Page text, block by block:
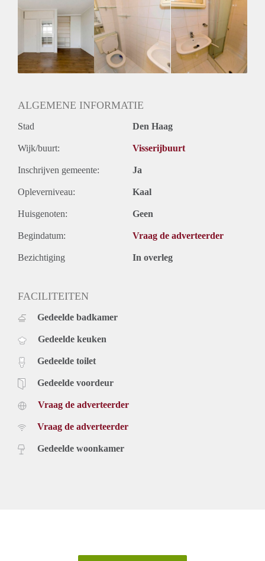
Gedeelde keuken: Nee
Gedeelde Douche: Nee
Gedeelde woonkamer: Nee
Huisgenoten: Nee
Geslacht huisgenoten: N.v.t.
ALGEMENE INFORMATIE
Stad Den Haag
Wijk/buurt: Visserijbuurt
Inschrijven gemeente: Ja
Opleverniveau: Kaal
Huisgenoten: Geen
Begindatum: Vraag de adverteerder
Bezichtiging In overleg
FACILITEITEN
Gedeelde badkamer
Gedeelde keuken
Gedeelde toilet
Gedeelde voordeur
Vraag de adverteerder
Vraag de adverteerder
Gedeelde woonkamer